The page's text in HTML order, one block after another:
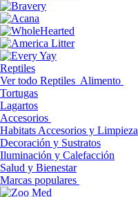
Reptiles
Ver todo Reptiles Alimento
Tortugas
Lagartos
Accesorios
Habitats Accesorios y Limpieza
Decoración y Sustratos
Iluminación y Calefacción
Salud y Bienestar
Marcas populares